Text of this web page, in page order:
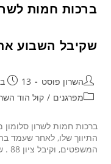
ברכות חמות
שקיבל השבוע את
השרון פוסט
13 במרץ 2014
מפרגנים / קול הוד
ברכות חמות לשרון
התיווך שלו, לאחר שעמד
המשפטים, וקיבל ציון 88 . שרון שימש בעברו כעיתונאי במשך…